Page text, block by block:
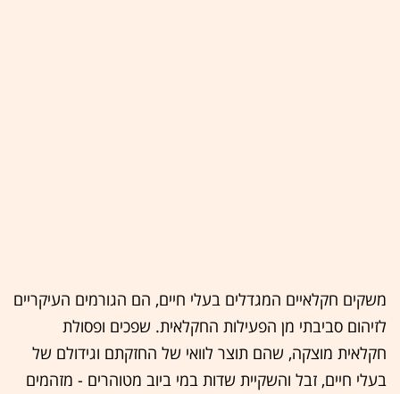
משקים חקלאיים המגדלים בעלי חיים, הם הגורמים העיקריים
לזיהום סביבתי מן הפעילות החקלאית. שפכים ופסולת
חקלאית מוצקה, שהם תוצר לוואי של החזקתם וגידולם של
בעלי חיים, זבל והשקיית שדות במי ביוב מטוהרים - מזהמים